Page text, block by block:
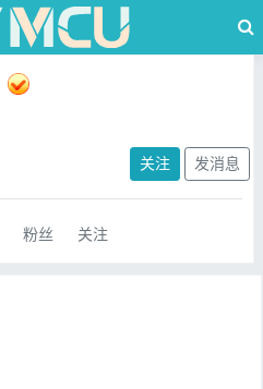
关注 发消息
粉丝 关注